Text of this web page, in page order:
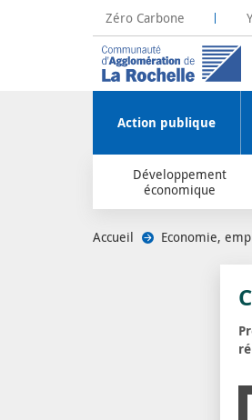
Zéro Carbone
La Rochelle Territoire
Action publique
Développement
économique
Accueil Economie,